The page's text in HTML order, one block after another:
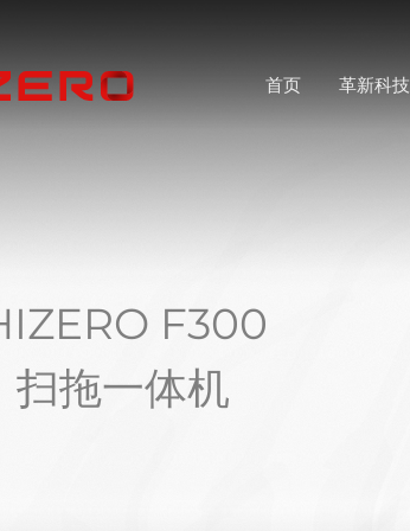
首页 革新科技
F300
扫拖一体机